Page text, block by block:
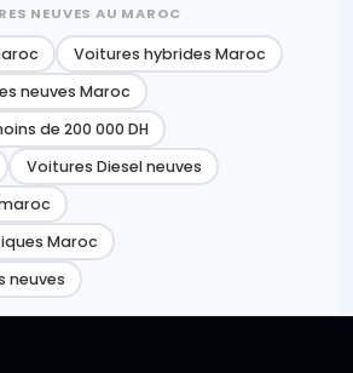
NEUVES AU MAROC
Voitures hybrides Maroc
neuves Maroc
de 200 000 DH
Voitures Diesel neuves
Maroc
neuves